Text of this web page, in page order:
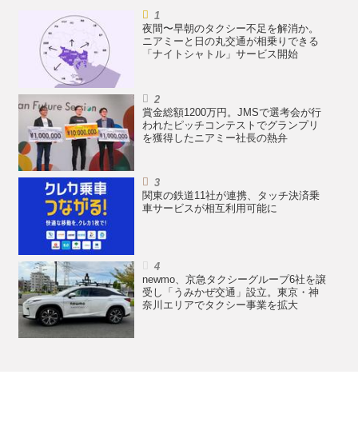
夜間〜早朝のタクシー不足を解消か。
ニアミーと日の丸交通が相乗りできる
「ナイトシャトル」サービス開始
賞金総額1200万円。JMSで選考会が行
われたピッチコンテストでグランプリ
を獲得したニアミー社長の熱弁
関東の鉄道11社が連携、タッチ決済乗
車サービスが相互利用可能に
newmo、京急タクシーグループ6社を譲
受し「うみかぜ交通」設立。東京・神
奈川エリアでタクシー事業を拡大